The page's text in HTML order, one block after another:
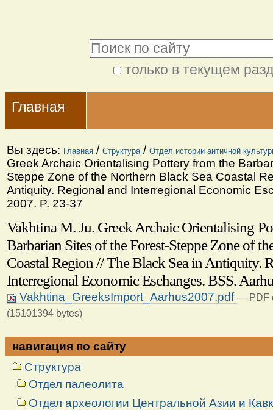
содержимому.
Перейти
навигации
только в текущем
поиск
Navigation
Главная
Вы здесь: Главная / Структура / Отдел истории античной
Greek Archaic Orientalising Pottery from the
Steppe Zone of the Northern Black Sea Coastal
Antiquity. Regional and Interregional Economic
2007. P. 23-37
Vakhtina M. Ju. Greek Archaic Orientalising
Barbarian Sites of the Forest-Steppe Zone of
Coastal Region // The Black Sea in Antiquity.
Interregional Economic Eschanges. BSS.
Vakhtina_GreeksImport_Aarhus2007.pdf — PDF
(15101394 bytes)
навигация по сайту
Структура
Отдел палеолита
Отдел археологии Центральной Азии и